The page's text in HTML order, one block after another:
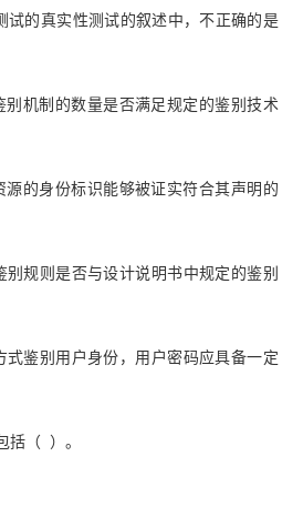
试的真实性测试的叙述中，不正确的是
别机制的数量是否满足规定的鉴别技术
源的身份标识能够被证实符合其声明的
规则是否与设计说明书中规定的鉴别
式鉴别用户身份，用户密码应具备一定
括（ ）。